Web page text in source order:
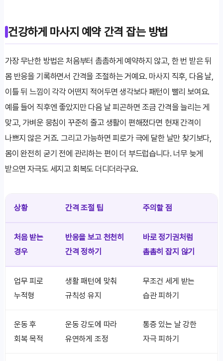
건강하게 마사지 예약 간격 잡는 방법
가장 무난한 방법은 처음부터 촘촘하게 예약하지 않고, 한 번 받은 뒤
몸 반응을 기록하면서 간격을 조절하는 거예요. 마사지 직후, 다음 날,
이틀 뒤 느낌이 각각 어떤지 적어두면 생각보다 패턴이 빨리 보여요.
예를 들어 직후엔 좋았지만 다음 날 피곤하면 조금 간격을 늘리는 게
맞고, 가벼운 뭉침이 꾸준히 줄고 생활이 편해졌다면 현재 간격이
나쁘지 않은 거죠. 그리고 가능하면 피로가 극에 달한 날만 찾기보다,
몸이 완전히 굳기 전에 관리하는 편이 더 부드럽습니다. 너무 늦게
받으면 자극도 세지고 회복도 더디더라구요.
상황 간격 조절 팁 주의할 점
처음 받는
경우
반응을 보고 천천히
간격 정하기
바로 정기권처럼
촘촘히 잡지 않기
업무 피로
누적형
생활 패턴에 맞춰
규칙성 유지
무조건 세게 받는
습관 피하기
운동 후
회복 목적
운동 강도에 따라
유연하게 조정
통증 있는 날 강한
자극 피하기